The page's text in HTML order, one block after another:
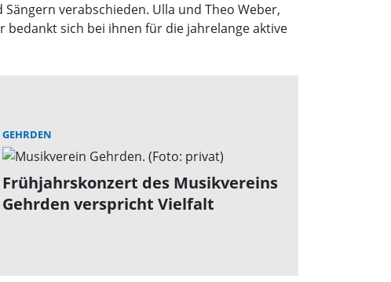
verabschieden. Ulla und Theo Weber,
bedankt sich bei ihnen für die jahrelange aktive
GEHRDEN
Frühjahrskonzert des Musikvereins
Gehrden verspricht Vielfalt